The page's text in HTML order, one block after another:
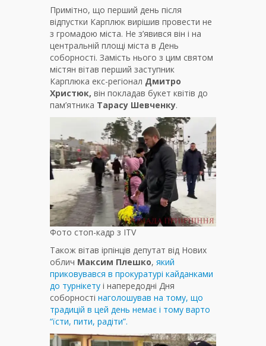
Примітно, що перший день після
відпустки Карплюк вирішив провести не
з громадою міста. Не з’явився він і на
центральній площі міста в День
соборності. Замість нього з цим святом
містян вітав перший заступник
Карплюка екс-регіонал Дмитро
Христюк, він покладав букет квітів до
пам’ятника Тарасу Шевченку.
Фото стоп-кадр з ITV
Також вітав ірпінців депутат від Нових
облич Максим Плешко, який
приковувався в прокуратурі кайданками
до турнікету і напередодні Дня
соборності наголошував на тому, що
традицій в цей день немає і тому варто
“їсти, пити, радіти”.